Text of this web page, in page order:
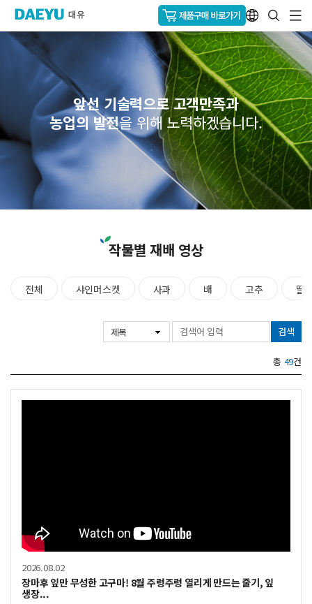
앞선 기술력으로 고객만족과
농업의 발전을 위해 노력하겠습니다.
작물별 재배 영상
전체 샤인머스켓 사과 배 고추 딸
검색
총 49건
2026.08.02
장마후 잎만 무성한 고구마! 8월 주렁주렁 열리게 만드는 줄기, 잎
생장...